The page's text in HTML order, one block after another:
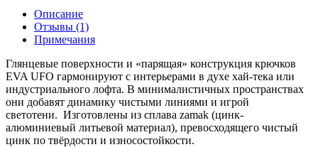
Описание
Отзывы (1)
Примечания
Глянцевые поверхности и «парящая» конструкция крючков
EVA UFO гармонируют с интерьерами в духе хай-тека или
индустриального лофта. В минималистичных пространствах
они добавят динамику чистыми линиями и игрой
светотени. Изготовлены из сплава zamak (цинк-
алюминиевый литьевой материал), превосходящего чистый
цинк по твёрдости и износостойкости.